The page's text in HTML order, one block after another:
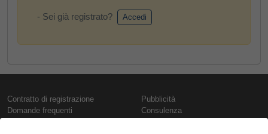
- Sei già registrato? Accedi
Contratto di registrazione
Domande frequenti
Pubblicità
Consulenza